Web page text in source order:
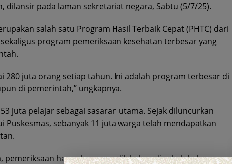
dilansir pada laman sekretariat negara, Sabtu (5/7/25).
salah satu Program Hasil Terbaik Cepat (PHTC) dari
program pemeriksaan kesehatan terbesar yang
280 juta orang setiap tahun. Ini adalah program terbesar di
di pemerintah,” ungkapnya.
juta pelajar sebagai sasaran utama. Sejak diluncurkan
Puskesmas, sebanyak 11 juta warga telah mendapatkan
pemeriksaan harus langsung dilakukan di sekolah, karena